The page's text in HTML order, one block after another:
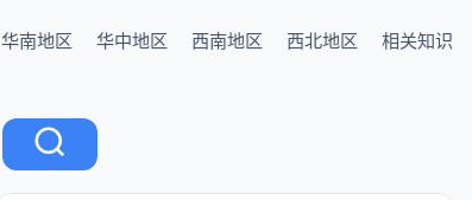
华南地区 华中地区 西南地区 西北地区 相关知识